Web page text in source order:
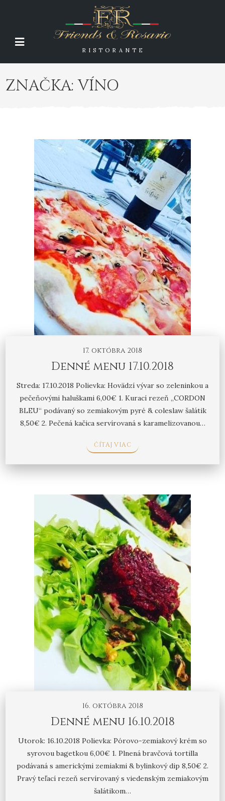
RISTORANTE
ZNAČKA:VÍNO
17. októbra 2018
Denné menu 17.10.2018
Streda: 17.10.2018 Polievka: Hovädzí vývar so zeleninkou a
pečeňovými haluškami 6,00€ 1. Kurací rezeň „CORDON
BLEU“ podávaný so zemiakovým pyré & coleslaw šalátik
8,50€ 2. Pečená kačica servírovaná s karamelizovanou…
ČÍTAJ VIAC
16. októbra 2018
Denné menu 16.10.2018
Utorok: 16.10.2018 Polievka: Pórovo-zemiakový krém so
syrovou bagetkou 6,00€ 1. Plnená bravčová tortilla
podávaná s americkými zemiakmi & bylinkový dip 8,50€ 2.
Pravý teľací rezeň servírovaný s viedenským zemiakovým
šalátikom…